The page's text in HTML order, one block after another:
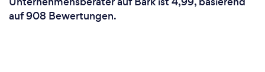
auf 908 Bewertungen.